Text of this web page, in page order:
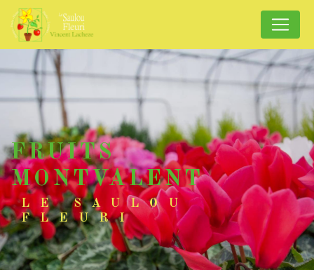
FRUITS
MONTVALENT
LE SAULOU
FLEURI
Panneau de gestion des cookies